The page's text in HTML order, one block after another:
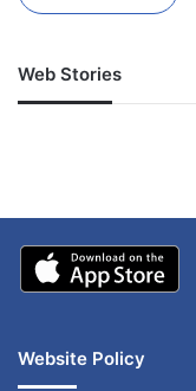
Web Stories
जम्मू-कश्मीर में बारिश से
अपडेट
Website Policy